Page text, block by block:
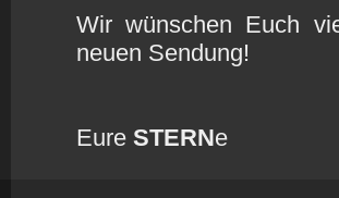
Wir wünschen Euch
neuen Sendung!
Eure STERNe